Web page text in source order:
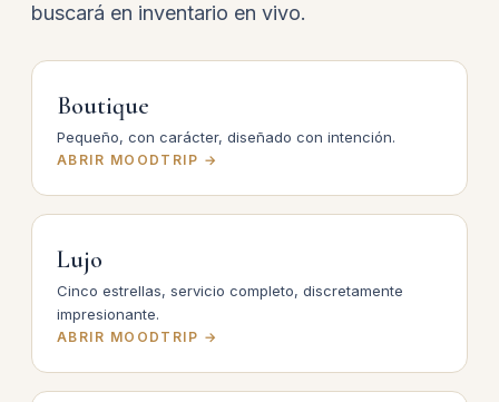
buscará en inventario en vivo.
Boutique
Pequeño, con carácter, diseñado con intención.
ABRIR MOODTRIP →
Lujo
Cinco estrellas, servicio completo, discretamente
impresionante.
ABRIR MOODTRIP →